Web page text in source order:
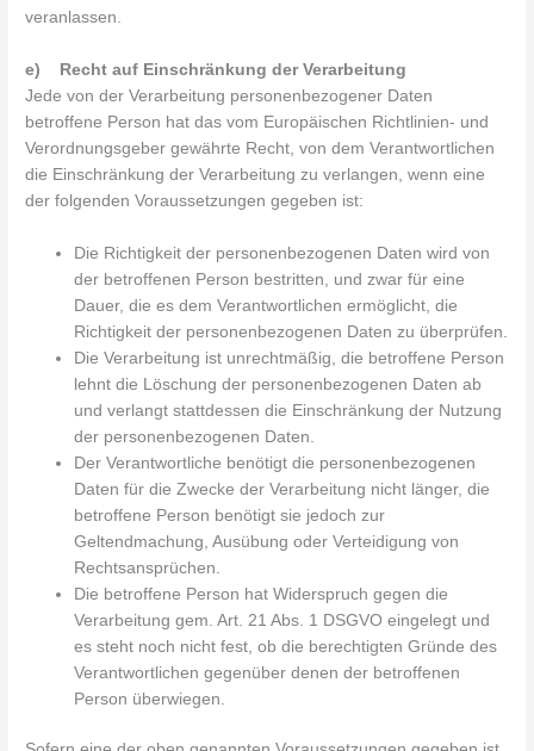
veranlassen.
e) Recht auf Einschränkung der Verarbeitung
Jede von der Verarbeitung personenbezogener Daten
betroffene Person hat das vom Europäischen Richtlinien- und
Verordnungsgeber gewährte Recht, von dem Verantwortlichen
die Einschränkung der Verarbeitung zu verlangen, wenn eine
der folgenden Voraussetzungen gegeben ist:
Die Richtigkeit der personenbezogenen Daten wird von
der betroffenen Person bestritten, und zwar für eine
Dauer, die es dem Verantwortlichen ermöglicht, die
Richtigkeit der personenbezogenen Daten zu überprüfen.
Die Verarbeitung ist unrechtmäßig, die betroffene Person
lehnt die Löschung der personenbezogenen Daten ab
und verlangt stattdessen die Einschränkung der Nutzung
der personenbezogenen Daten.
Der Verantwortliche benötigt die personenbezogenen
Daten für die Zwecke der Verarbeitung nicht länger, die
betroffene Person benötigt sie jedoch zur
Geltendmachung, Ausübung oder Verteidigung von
Rechtsansprüchen.
Die betroffene Person hat Widerspruch gegen die
Verarbeitung gem. Art. 21 Abs. 1 DSGVO eingelegt und
es steht noch nicht fest, ob die berechtigten Gründe des
Verantwortlichen gegenüber denen der betroffenen
Person überwiegen.